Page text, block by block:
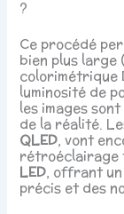
?
Ce procédé
bien plus large
colorimétrique
luminosité de
les images
de la réalité.
QLED, vont
rétroéclairage
LED, offrant
précis et des